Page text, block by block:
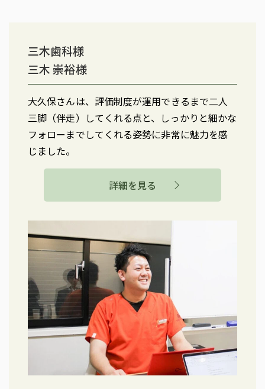
三木歯科様
三木 崇裕様
大久保さんは、評価制度が運用できるまで二人
三脚（伴走）してくれる点と、しっかりと細かな
フォローまでしてくれる姿勢に非常に魅力を感
じました。
詳細を見る